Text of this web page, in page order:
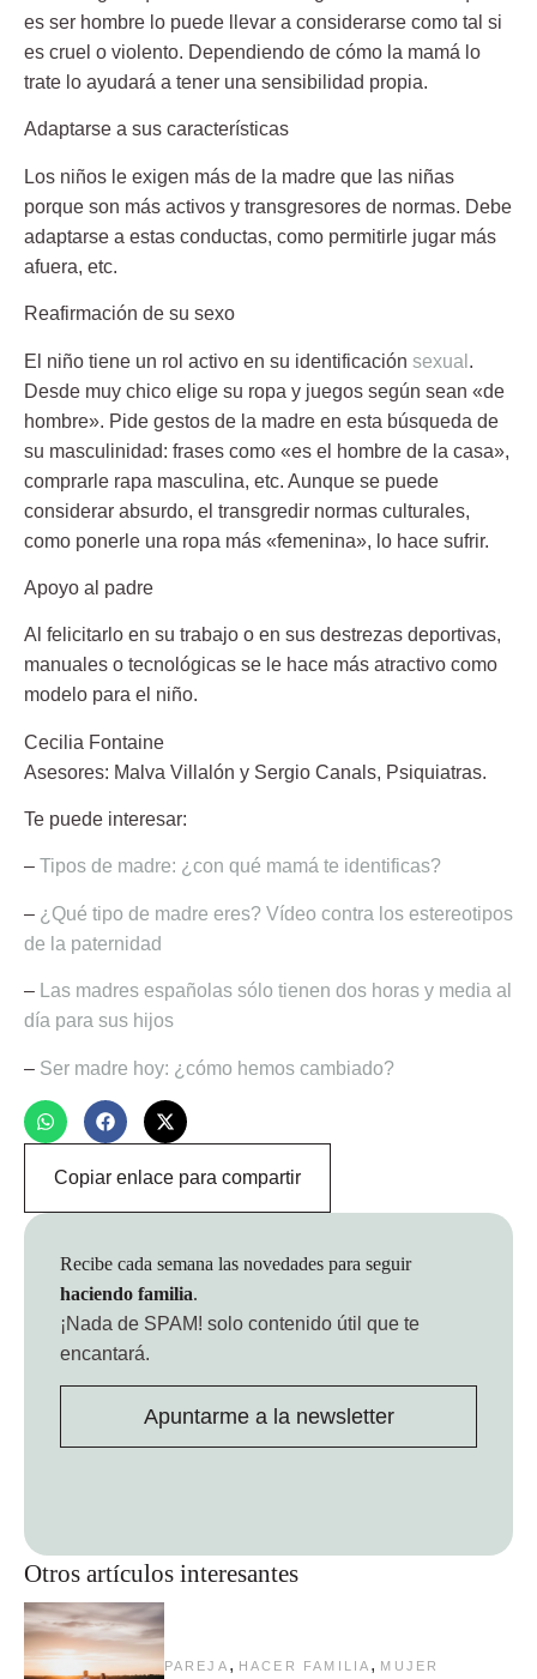
es ser hombre lo puede llevar a considerarse como tal si
es cruel o violento. Dependiendo de cómo la mamá lo
trate lo ayudará a tener una sensibilidad propia.
Adaptarse a sus características
Los niños le exigen más de la madre que las niñas
porque son más activos y transgresores de normas. Debe
adaptarse a estas conductas, como permitirle jugar más
afuera, etc.
Reafirmación de su sexo
El niño tiene un rol activo en su identificación sexual .
Desde muy chico elige su ropa y juegos según sean «de
hombre». Pide gestos de la madre en esta búsqueda de
su masculinidad: frases como «es el hombre de la casa»,
comprarle rapa masculina, etc. Aunque se puede
considerar absurdo, el transgredir normas culturales,
como ponerle una ropa más «femenina», lo hace sufrir.
Apoyo al padre
Al felicitarlo en su trabajo o en sus destrezas deportivas,
manuales o tecnológicas se le hace más atractivo como
modelo para el niño.
Cecilia Fontaine
Asesores: Malva Villalón y Sergio Canals, Psiquiatras.
Te puede interesar:
– Tipos de madre: ¿con qué mamá te identificas?
– ¿Qué tipo de madre eres? Vídeo contra los estereotipos
de la paternidad
–
Las madres españolas sólo tienen dos horas y media al
día para sus hijos
– Ser madre hoy: ¿cómo hemos cambiado?
Copiar enlace para compartir
Otros artículos interesantes
PAREJA , HACER FAMILIA , MUJER
Recibe cada semana las novedades para seguir
haciendo familia.
¡Nada de SPAM! solo contenido útil que te
encantará.
Apuntarme a la newsletter